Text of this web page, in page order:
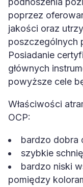
poprzez
jakości oraz
poszczególnych
Posiadanie
głównych
powyższe cele
Właściwości
OCP:
bardzo dobra
szybkie
bardzo niski
pomiędzy